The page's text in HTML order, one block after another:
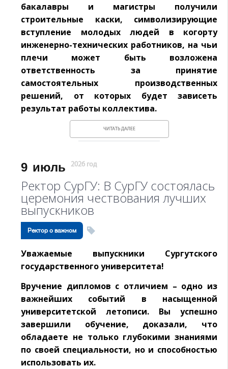
бакалавры и магистры получили
строительные каски, символизирующие
вступление молодых людей в когорту
инженерно-технических работников, на чьи
плечи может быть возложена
ответственность за принятие
самостоятельных производственных
решений, от которых будет зависеть
результат работы коллектива.
ЧИТАТЬ ДАЛЕЕ
9 июль 2026 год
Ректор СурГУ: В СурГУ состоялась
церемония чествования лучших
выпускников
Ректор о важном
Уважаемые выпускники Сургутского
государственного университета!
Вручение дипломов с отличием – одно из
важнейших событий в насыщенной
университетской летописи. Вы успешно
завершили обучение, доказали, что
обладаете не только глубокими знаниями
по своей специальности, но и способностью
использовать их.